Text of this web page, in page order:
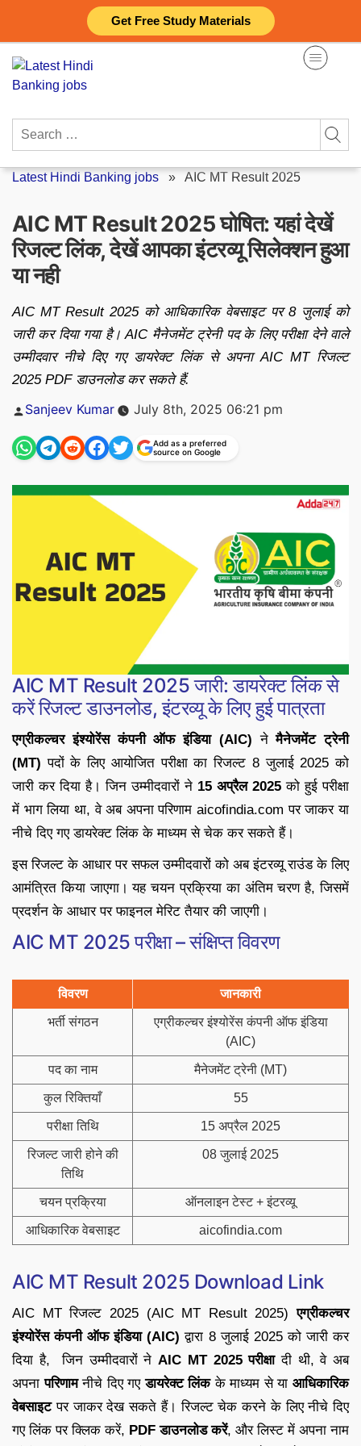
Get Free Study Materials
content
Search
Latest Hindi Banking jobs » AIC MT Result 2025
AIC MT Result 2025 घोषित: यहां देखें
रिजल्ट लिंक, देखें आपका इंटरव्यू सिलेक्शन हुआ
या नही
AIC MT Result 2025 को आधिकारिक वेबसाइट पर 8 जुलाई को
जारी कर दिया गया है। AIC मैनेजमेंट ट्रेनी पद के लिए परीक्षा देने वाले
उम्मीदवार नीचे दिए गए डायरेक्ट लिंक से अपना AIC MT रिजल्ट
2025 PDF डाउनलोड कर सकते हैं.
Posted
Sanjeev Kumar July 8th, 2025 06:21 pm
Add as a preferred
source on Google
AIC MT Result 2025 जारी: डायरेक्ट लिंक से
करें रिजल्ट डाउनलोड, इंटरव्यू के लिए हुई पात्रता
एग्रीकल्चर इंश्योरेंस कंपनी ऑफ इंडिया (AIC) नेमैनेजमेंट ट्रेनी
(MT) पदों के लिए आयोजित परीक्षा का रिजल्ट 8 जुलाई 2025 को
जारी कर दिया है। जिन उम्मीदवारों ने 15 अप्रैल 2025 को हुई परीक्षा
में भाग लिया था, वे अब अपना परिणाम aicofindia.com पर जाकर या
नीचे दिए गए डायरेक्ट लिंक के माध्यम से चेक कर सकते हैं।
इस रिजल्ट के आधार पर सफल उम्मीदवारों को अब इंटरव्यू राउंड के लिए
आमंत्रित किया जाएगा। यह चयन प्रक्रिया का अंतिम चरण है, जिसमें
प्रदर्शन के आधार पर फाइनल मेरिट तैयार की जाएगी।
AIC MT 2025 परीक्षा – संक्षिप्त विवरण
विवरण जानकारी
भर्ती संगठन
एग्रीकल्चर इंश्योरेंस कंपनी ऑफ इंडिया
(AIC)
पद का नाम मैनेजमेंट ट्रेनी (MT)
कुल रिक्तियाँ 55
परीक्षा तिथि 15 अप्रैल 2025
रिजल्ट जारी होने की
तिथि
08 जुलाई 2025
चयन प्रक्रिया ऑनलाइन टेस्ट + इंटरव्यू
आधिकारिक वेबसाइट aicofindia.com
AIC MT Result 2025 Download Link
AIC MT रिजल्ट 2025 (AIC MT Result 2025)एग्रीकल्चर
इंश्योरेंस कंपनी ऑफ इंडिया (AIC) द्वारा 8 जुलाई 2025 को जारी कर
दिया है, जिन उम्मीदवारों नेAIC MT 2025 परीक्षादी थी, वे अब
अपनापरिणामनीचे दिए गएडायरेक्ट लिंकके माध्यम से याआधिकारिक
वेबसाइटपर जाकर देख सकते हैं। रिजल्ट चेक करने के लिए नीचे दिए
गए लिंक पर क्लिक करें, PDF डाउनलोड करें, और लिस्ट में अपना नाम